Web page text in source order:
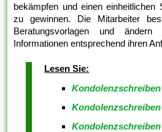
bekämpfen und einen einheitlichen
zu gewinnen. Die Mitarbeiter
Beratungsvorlagen und
Informationen entsprechend ihren
Lesen Sie: